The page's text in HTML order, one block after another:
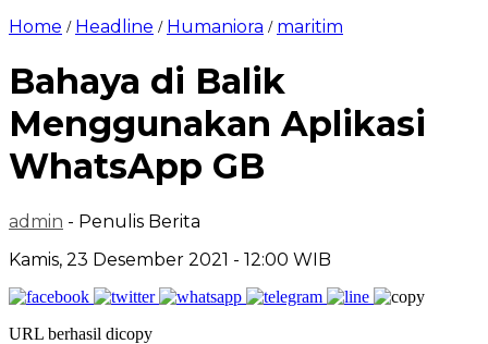
Home / Headline / Humaniora / maritim
Bahaya di Balik
Menggunakan Aplikasi
WhatsApp GB
admin - Penulis Berita
Kamis, 23 Desember 2021 - 12:00 WIB
URL berhasil dicopy